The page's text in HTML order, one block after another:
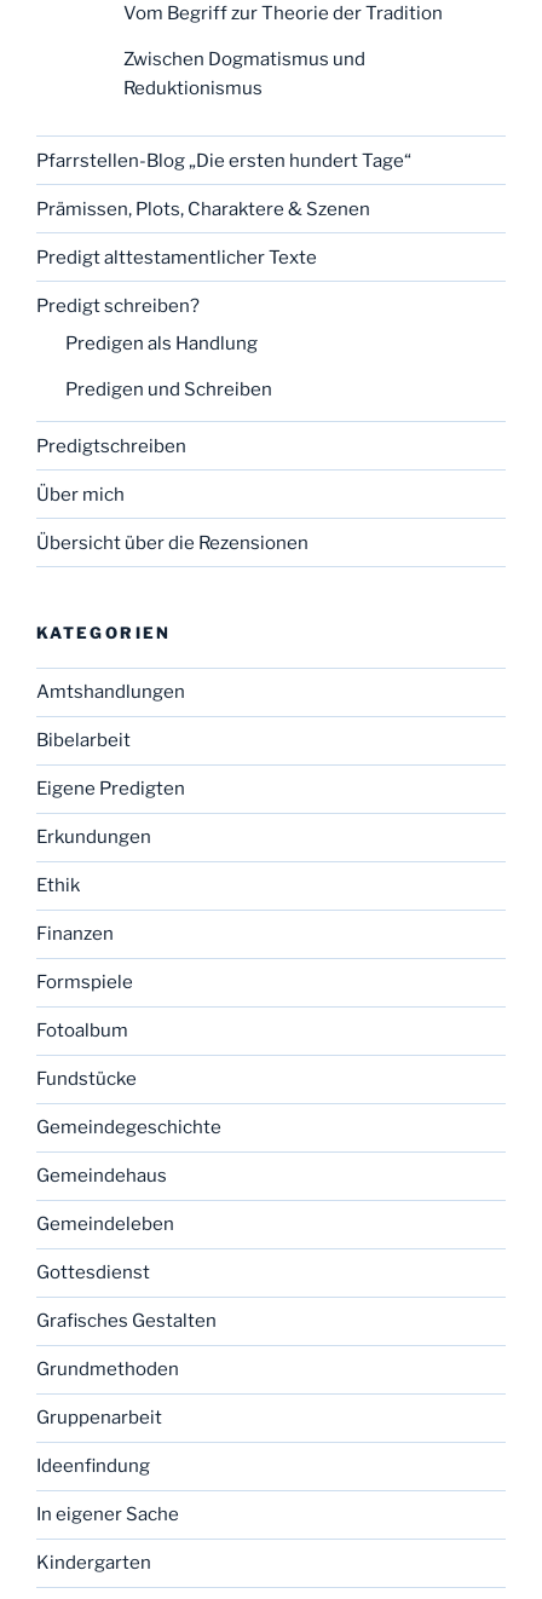
Vom Begriff zur Theorie der Tradition
Zwischen Dogmatismus und
Reduktionismus
Pfarrstellen-Blog „Die ersten hundert Tage“
Prämissen, Plots, Charaktere & Szenen
Predigt alttestamentlicher Texte
Predigt schreiben?
Predigen als Handlung
Predigen und Schreiben
Predigtschreiben
Über mich
Übersicht über die Rezensionen
KATEGORIEN
Amtshandlungen
Bibelarbeit
Eigene Predigten
Erkundungen
Ethik
Finanzen
Formspiele
Fotoalbum
Fundstücke
Gemeindegeschichte
Gemeindehaus
Gemeindeleben
Gottesdienst
Grafisches Gestalten
Grundmethoden
Gruppenarbeit
Ideenfindung
In eigener Sache
Kindergarten